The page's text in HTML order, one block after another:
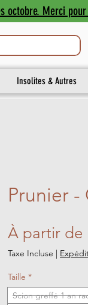
octobre. Merci
Insolites & Autres
Prunier
À partir de
Taxe Incluse |
Taille *
Scion greffé 1 an